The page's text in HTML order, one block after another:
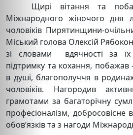
Щирі вітання та
Міжнародного жіночого дня
чоловіків Пирятинщини-
Міський голова Олексій
зі словами вдячності за їх
підтримку та кохання,
в душі, благополуччя в
чоловіків. Нагородив
грамотами за багаторічну
професіоналізм, добросовісне
обов’язків та з нагоди